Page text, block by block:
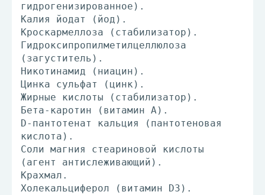
гидрогенизированное).
Калия йодат (йод).
Кроскармеллоза (стабилизатор).
Гидроксипропилметилцеллюлоза
(загуститель).
Никотинамид (ниацин).
Цинка сульфат (цинк).
Жирные кислоты (стабилизатор).
Бета-каротин (витамин А).
D-пантотенат кальция (пантотеновая
кислота).
Соли магния стеариновой кислоты
(агент антислеживающий).
Крахмал.
Холекальциферол (витамин D3).